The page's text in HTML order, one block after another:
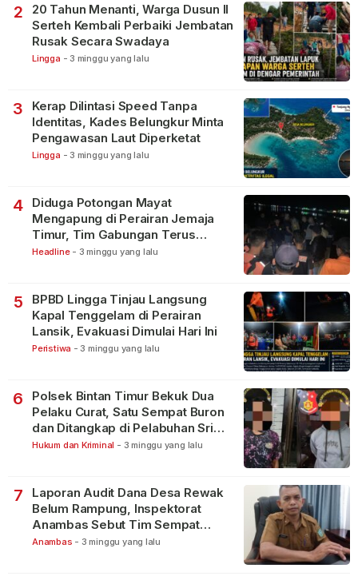
2
20 Tahun Menanti, Warga Dusun II
Serteh Kembali Perbaiki Jembatan
Rusak Secara Swadaya
Lingga - 3 minggu yang lalu
3
Kerap Dilintasi Speed Tanpa
Identitas, Kades Belungkur Minta
Pengawasan Laut Diperketat
Lingga - 3 minggu yang lalu
4
Diduga Potongan Mayat
Mengapung di Perairan Jemaja
Timur, Tim Gabungan Terus
Lakukan Pencarian
Headline - 3 minggu yang lalu
5
BPBD Lingga Tinjau Langsung
Kapal Tenggelam di Perairan
Lansik, Evakuasi Dimulai Hari Ini
Peristiwa - 3 minggu yang lalu
6
Polsek Bintan Timur Bekuk Dua
Pelaku Curat, Satu Sempat Buron
dan Ditangkap di Pelabuhan Sri
Bintan Pura
Hukum dan Kriminal - 3 minggu yang lalu
7
Laporan Audit Dana Desa Rewak
Belum Rampung, Inspektorat
Anambas Sebut Tim Sempat
Terbagi Tangani Kasus Lain
Anambas - 3 minggu yang lalu